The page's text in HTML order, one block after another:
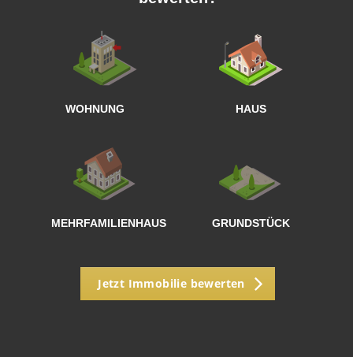
WOHNUNG HAUS
MEHRFAMILIENHAUS GRUNDSTÜCK
Jetzt Immobilie bewerten